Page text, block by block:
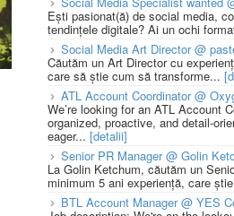
Ești pasionat(ă) de social media,
tendințele digitale? Ai un ochi
Social Media Art Director @
Căutăm un Art Director cu
care să știe cum să transforme...
ATL Account Coordinator @
We’re looking for an ATL Account
organized, proactive, and detail-
eager... [detalii]
Senior PR Manager @ Golin
La Golin Ketchum, căutăm un
minimum 5 ani experiență, care
BTL Account Manager @ YES